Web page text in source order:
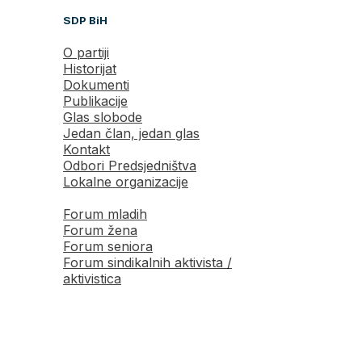
SDP BiH
O partiji
Historijat
Dokumenti
Publikacije
Glas slobode
Jedan član, jedan glas
Kontakt
Odbori Predsjedništva
Lokalne organizacije
Forum mladih
Forum žena
Forum seniora
Forum sindikalnih aktivista /
aktivistica